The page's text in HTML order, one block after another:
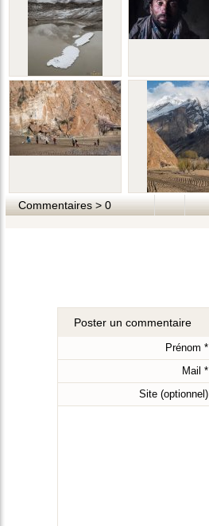
Commentaires > 0
Poster un commentaire
Prénom *
Mail *
Site (optionnel)